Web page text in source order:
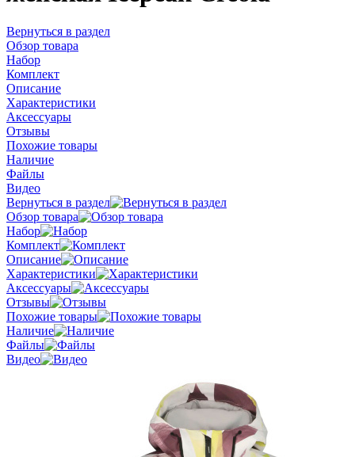
Вернуться в раздел
Обзор товара
Набор
Комплект
Описание
Характеристики
Аксессуары
Отзывы
Похожие товары
Наличие
Файлы
Видео
Вернуться в раздел
Обзор товара
Набор
Комплект
Описание
Характеристики
Аксессуары
Отзывы
Похожие товары
Наличие
Файлы
Видео